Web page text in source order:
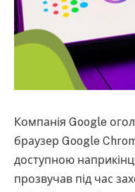
Компанія Google
браузер Google
доступною
прозвучав під час